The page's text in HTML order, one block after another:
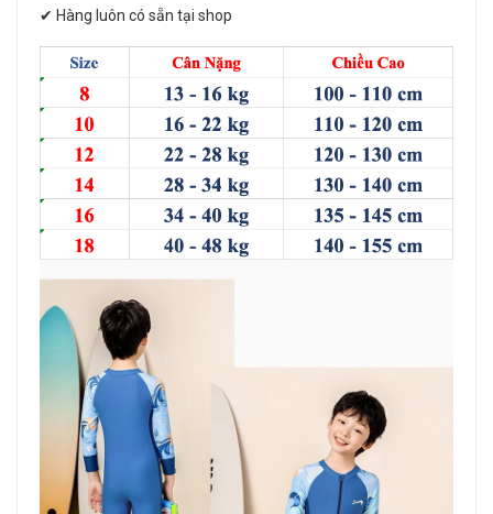
✔ Hàng luôn có sẵn tại shop